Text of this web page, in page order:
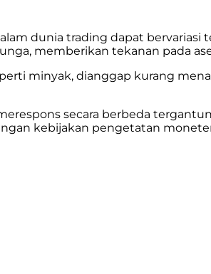
dunia trading dapat
memberikan tekanan pada
minyak, dianggap kurang
secara berbeda
kebijakan pengetatan